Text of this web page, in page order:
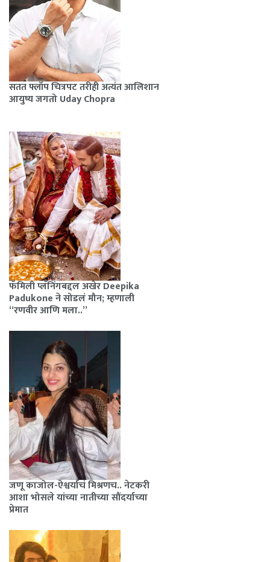
सतत फ्लॉप चित्रपट तरीही अत्यंत आलिशान
आयुष्य जगतो Uday Chopra
फॅमिली प्लॅनिंगबद्दल अखेर Deepika
Padukone ने सोडलं मौन; म्हणाली
“रणवीर आणि मला..”
जणू काजोल-ऐश्वर्याचं मिश्रणच.. नेटकरी
आशा भोसले यांच्या नातीच्या सौंदर्याच्या
प्रेमात